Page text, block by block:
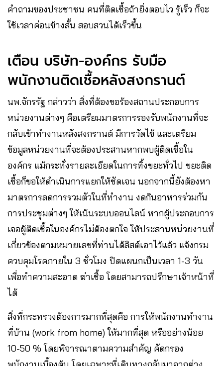
คำถามของประชาชน​ คนที่ติดเชื้อถ้ายิ่งตอบไว​ รู้เร็ว​ ก็จะ
ใช้เวลาค่อนข้างสั้น สอบสวนได้เร็วขึ้น
เตือน​ บริษัท-องค์กร​ รับมือ
พนักงานติดเชื้อหลังสงกรานต์​
นพ.จักรรัฐ กล่าวว่า สิ่งที่ต้องขอร้องสถานประกอบการ
หน่วยงานต่างๆ คือเตรียมมาตรการรองรับพนักงานที่จะ
กลับเข้าทำงานหลังสงกรานต์​ มีการวัดไข้ และเตรียม
ข้อมูลหน่วยงานที่จะต้องประสานหากพบผู้ติดเชื้อใน
องค์กร แม้กระทั่งรายละเอียดในการทิ้งขยะทั่วไป ขยะติด
เชื้อก็ขอให้ดำเนินการแยกให้ชัดเจน นอกจากนี้ยังต้องหา
มาตรการลดการรวมตัวในที่ทำงาน งดกินอาหารร่วมกัน
การประชุมต่างๆ ให้เน้นระบบออนไลน์ หากผู้ประกอบการ
เจอผู้ติดเชื้อในองค์กรไม่ต้องตกใจ ให้ประสานหน่วยงานที่
เกี่ยวข้องตามหมายเลขที่ท่านได้ลิสต์เอาไว้แล้ว แจ้งกรม
ควบคุมโรคภายใน 3 ชั่วโมง ปิดแผนกเป็นเวลา 1-3 วัน
เพื่อทำความสะอาด ฆ่าเชื้อ โดยสามารถปรึกษาเจ้าหน้าที่
ได้
สิ่งที่กระทรวงต้องการมากที่สุดคือ การให้พนักงานทำงาน
ที่บ้าน (work from home) ให้มากที่สุด หรืออย่างน้อย
10-50 % โดยพิจารณาตามความสำคัญ คัดกรอง